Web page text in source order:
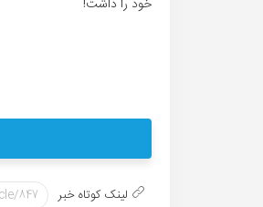
لینک کوتاه خبر